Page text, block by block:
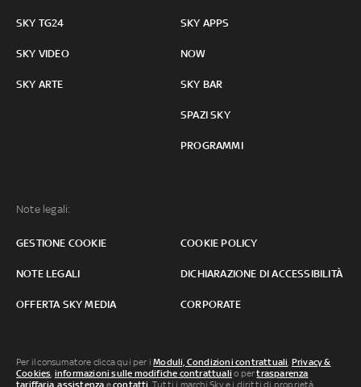
SKY TG24
SKY VIDEO
SKY ARTE
SKY APPS
NOW
SKY BAR
SPAZI SKY
PROGRAMMI
Note legali:
GESTIONE COOKIE COOKIE POLICY
NOTE LEGALI DICHIARAZIONE DI ACCESSIBILITÀ
OFFERTA SKY MEDIA CORPORATE
Per il consumatore clicca qui per iModuli, Condizioni contrattuali, Privacy &
Cookies, informazioni sulle modifiche contrattuali o pertrasparenza
tariffaria ,assistenza econtatti . Tutti i marchi Sky e i diritti di proprietà